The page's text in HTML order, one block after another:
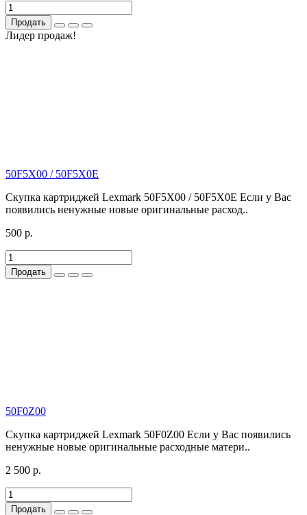
Продать
Лидер продаж!
50F5X00 / 50F5X0E
Скупка картриджей Lexmark 50F5X00 / 50F5X0E Если у Вас
появились ненужные новые оригинальные расход..
500 р.
Продать
50F0Z00
Скупка картриджей Lexmark 50F0Z00 Если у Вас появились
ненужные новые оригинальные расходные матери..
2 500 р.
Продать